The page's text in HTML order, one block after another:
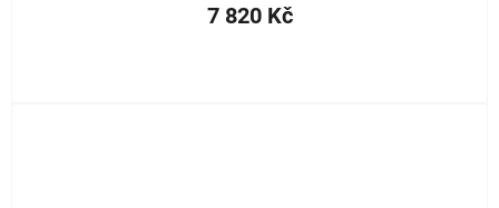
7 820 Kč